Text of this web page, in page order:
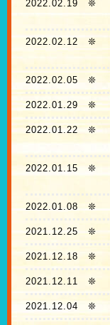
2022.02.19 ❊
2022.02.12 ❊
2022.02.05 ❊
2022.01.29 ❊
2022.01.22❊
2022.01.15 ❊
2022.01.08❊
2021.12.25 ❊
2021.12.18 ❊
2021.12.11 ❊
2021.12.04 ❊